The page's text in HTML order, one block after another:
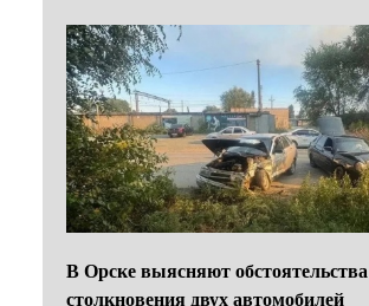
В Орске выясняют обстоятельства
столкновения двух автомобилей